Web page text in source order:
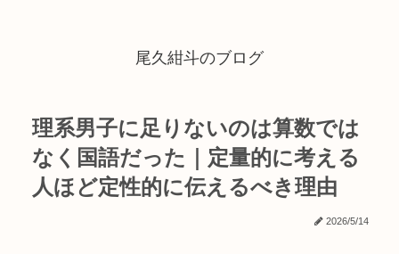
尾久紺斗のブログ
理系男子に足りないのは算数では
なく国語だった｜定量的に考える
人ほど定性的に伝えるべき理由
2026/5/14